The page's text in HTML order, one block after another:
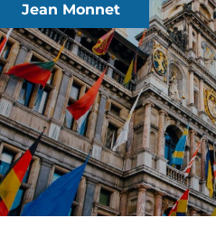
Jean Monnet